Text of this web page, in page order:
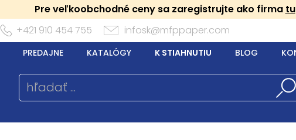
Pre veľkoobchodné ceny sa zaregistrujte ako firma tu
+421 910 454 755 infosk@mfppaper.com
PREDAJNE KATALÓGY K STIAHNUTIU BLOG